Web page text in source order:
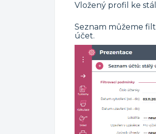
Vložený profil ke
Seznam můžeme
účet.